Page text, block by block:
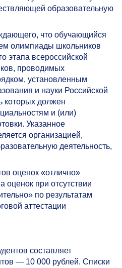
образовательную
что обучающийся
олимпиады школьников
этапа всероссийской
проводимых
установленным
и науки Российской
которых должен
и (или)
Указанное
организацией,
деятельность,
оценок «отлично»
оценок при отсутствии
по результатам
аттестации
составляет
— 10 000 рублей. Списки